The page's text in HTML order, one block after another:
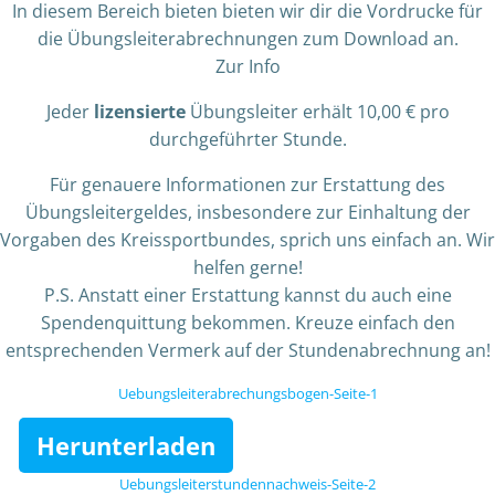
In diesem Bereich bieten bieten wir dir die Vordrucke für
die Übungsleiterabrechnungen zum Download an.
Zur Info
Jeder lizensierteÜbungsleiter erhält 10,00 € pro
durchgeführter Stunde.
Für genauere Informationen zur Erstattung des
Übungsleitergeldes, insbesondere zur Einhaltung der
Vorgaben des Kreissportbundes, sprich uns einfach an. Wir
helfen gerne!
P.S. Anstatt einer Erstattung kannst du auch eine
Spendenquittung bekommen. Kreuze einfach den
entsprechenden Vermerk auf der Stundenabrechnung an!
Uebungsleiterabrechungsbogen-Seite-1
Herunterladen
Uebungsleiterstundennachweis-Seite-2